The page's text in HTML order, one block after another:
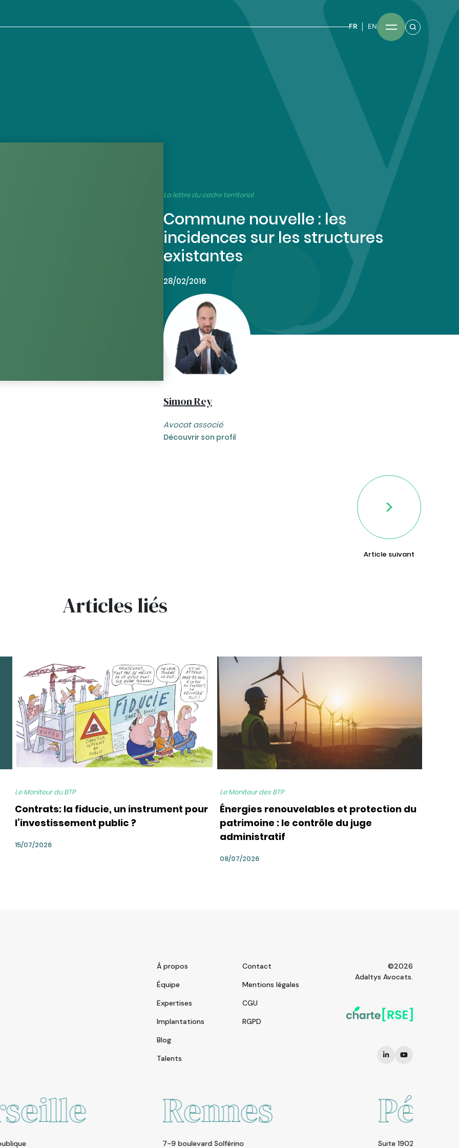
FR EN
La lettre du cadre territorial
Commune nouvelle : les
incidences sur les structures
existantes
28/02/2016
Simon Rey
Avocat associé
Découvrir son profil
Articles liés
Le Moniteur du BTP
Contrats: la fiducie, un instrument pour
l’investissement public ?
15/07/2026
bg
Le Moniteur des BTP
Énergies renouvelables et protection du
patrimoine : le contrôle du juge
administratif
08/07/2026
À propos
Équipe
Expertises
Implantations
Blog
Talents
Contact
Mentions légales
CGU
RGPD
©2026
Adaltys Avocats.
Rennes Pékin
Suite 1902 SOHO Nexus Cente | A19 East Third